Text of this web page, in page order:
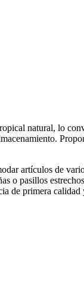
natural, lo
artículos de
o pasillos
de primera